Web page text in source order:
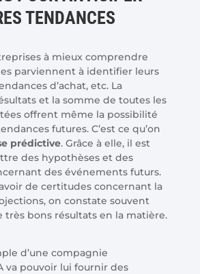
TENDANCES
à mieux comprendre
parviennent à identifier leurs
d’achat, etc. La
et la somme de toutes les
offrent même la possibilité
futures. C’est ce qu’on
prédictive. Grâce à elle, il est
des hypothèses et des
des événements futurs.
de certitudes concernant la
on constate souvent
très bons résultats en la matière.
d’une compagnie
va pouvoir lui fournir des